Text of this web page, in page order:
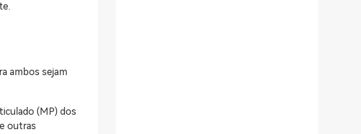
ambos sejam
(MP) dos
outras